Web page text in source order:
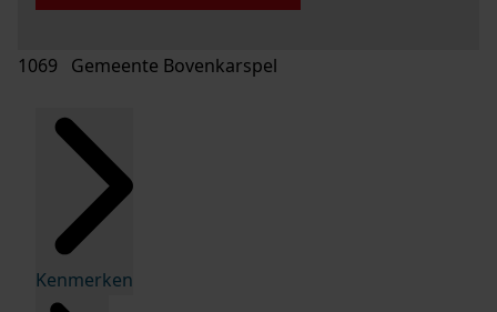
1069 Gemeente Bovenkarspel
Kenmerken